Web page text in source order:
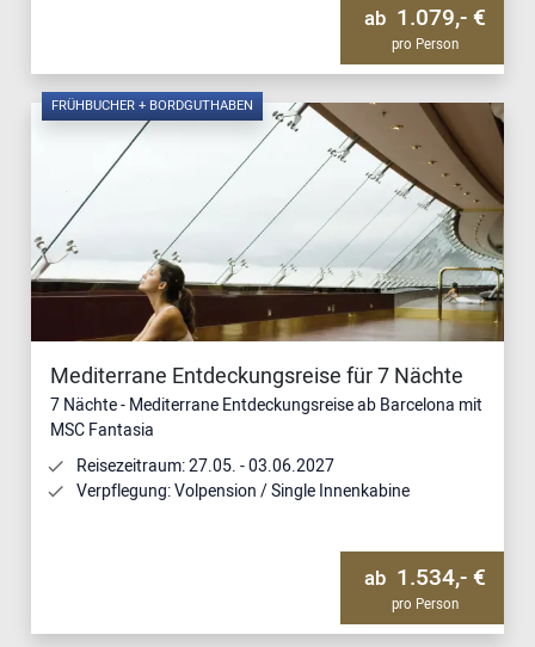
ab 1.079,- €
pro Person
FRÜHBUCHER + BORDGUTHABEN
Mediterrane Entdeckungsreise für 7 Nächte
7 Nächte - Mediterrane Entdeckungsreise ab Barcelona mit
MSC Fantasia
Reisezeitraum: 27.05. - 03.06.2027
Verpflegung: Volpension / Single Innenkabine
ab 1.534,- €
pro Person